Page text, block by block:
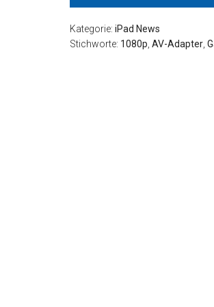
Kategorie: iPad News
Stichworte: 1080p AV-Adapter